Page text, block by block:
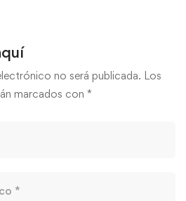
no será publicada. Los
marcados con *